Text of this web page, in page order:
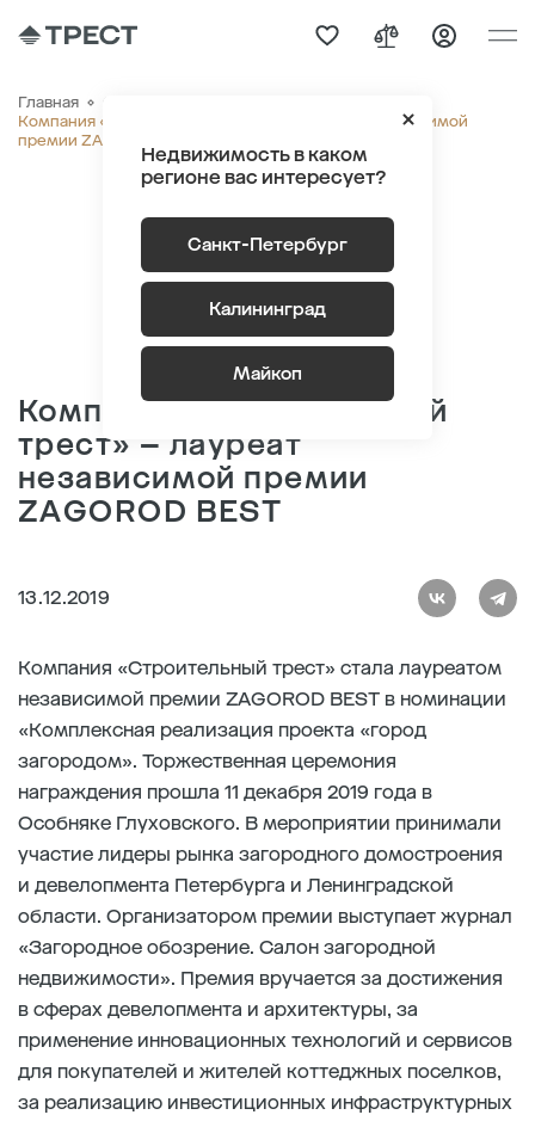
Недвижимость в каком
регионе вас интересует?
Санкт-Петербург
Калининград
Майкоп
Главная
Компания «Строительный трест» – лауреат независимой
премии ZAGOROD BEST
Компания «Строительный
трест» – лауреат
независимой премии
ZAGOROD BEST
13.12.2019
Компания «Строительный трест» стала лауреатом
независимой премии ZAGOROD BEST в номинации
«Комплексная реализация проекта «город
загородом». Торжественная церемония
награждения прошла 11 декабря 2019 года в
Особняке Глуховского. В мероприятии принимали
участие лидеры рынка загородного домостроения
и девелопмента Петербурга и Ленинградской
области. Организатором премии выступает журнал
«Загородное обозрение. Салон загородной
недвижимости». Премия вручается за достижения
в сферах девелопмента и архитектуры, за
применение инновационных технологий и сервисов
для покупателей и жителей коттеджных поселков,
за реализацию инвестиционных инфраструктурных